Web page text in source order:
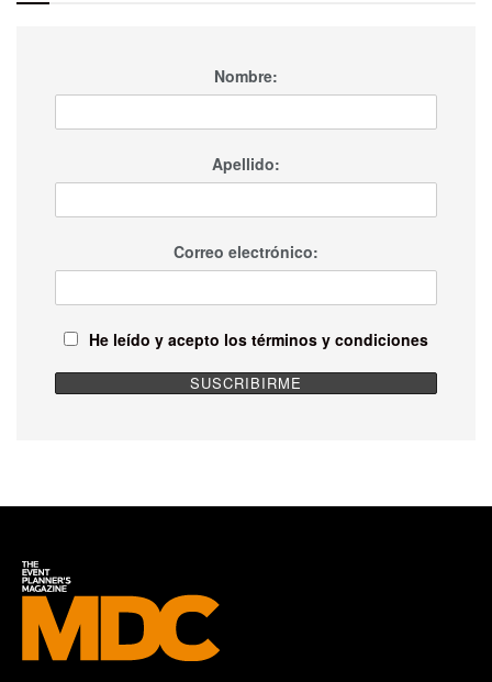
Nombre:
Apellido:
Correo electrónico:
He leído y acepto los términos y condiciones